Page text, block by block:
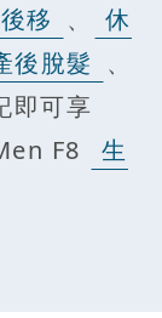
移 、
休
後脫髮 、
即可享
F8
生